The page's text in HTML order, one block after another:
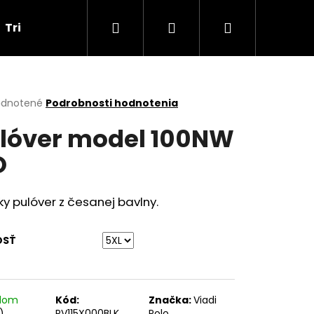
Tričká Darčekové poukážky
Hľadať PrihlásenieNákupný
Podrobnosti hodnotenia
model 100NW
pulóver z česanej bavlny.
Kód:
Značka:Viadi